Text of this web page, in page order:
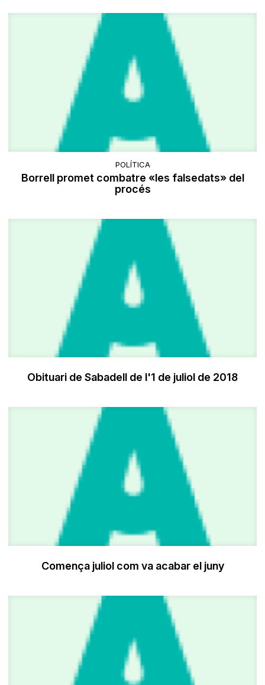
POLÍTICA
Borrell promet combatre «les falsedats» del
procés
Obituari de Sabadell de l'1 de juliol de 2018
Comença juliol com va acabar el juny